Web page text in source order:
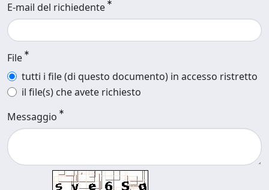
E-mail del richiedente
File
tutti i file (di questo documento) in accesso ristretto
il file(s) che avete richiesto
Messaggio